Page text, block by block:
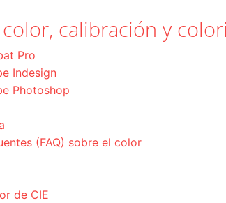
calibración y
Pro
Indesign
Photoshop
(FAQ) sobre el color
de CIE